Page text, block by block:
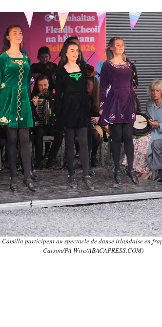
participent au spectacle de danse irlandaise en
Carson/PA Wire/ABACAPRESS.COM)